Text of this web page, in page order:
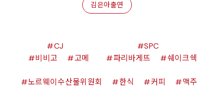
김은아출연
CJ
비비고
고메
SPC
파리바게뜨
쉐이크쉑
노르웨이수산물위원회 한식 커피 맥주